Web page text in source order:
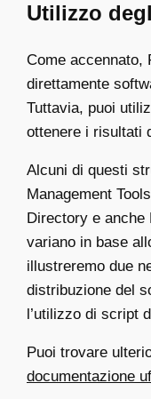
Utilizzo
Come accennato,
direttamente
Tuttavia, puoi
ottenere i risultati
Alcuni di questi
Management
Directory e
variano in base
illustreremo due
distribuzione del
l’utilizzo di script
Puoi trovare
documentazione